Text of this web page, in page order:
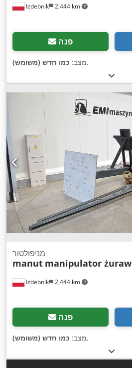
Izdebnik 2,444 km
פנה
מצב: כמו חדש (משומש) ,
Izdebnik 2,444 km
מניפולטור
manut manipulator żuraw
פנה
מצב: כמו חדש (משומש) ,